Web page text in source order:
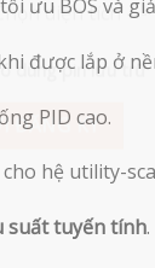
Có dùng pin lưu trữ
ưu BOS và
được lắp ở
PID cao.
hệ utility-
suất tuyến tính.